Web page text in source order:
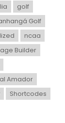
golf
Golf
ncaa
Builder
Amador
Shortcodes